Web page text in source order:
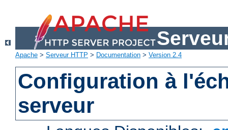
Apache > Serveur HTTP > Documentation > Version 2.4
Configuration à
serveur